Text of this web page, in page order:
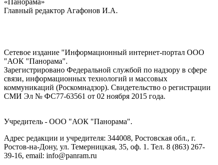
«Панорама»
Главный редактор Агафонов И.А.
Сетевое издание "Информационный интернет-портал ООО
"АОК "Панорама".
Зарегистрировано Федеральной службой по надзору в сфере
связи, информационных технологий и массовых
коммуникаций (Роскомнадзор). Cвидетельство о регистрации
СМИ Эл № ФС77-63561 от 02 ноября 2015 года.
Учредитель - ООО "АОК "Панорама".
Адрес редакции и учредителя: 344008, Ростовская обл., г.
Ростов-на-Дону, ул. Темерницкая, 35, оф. 1. Тел. 8 (863) 267-
39-16, email: info@panram.ru